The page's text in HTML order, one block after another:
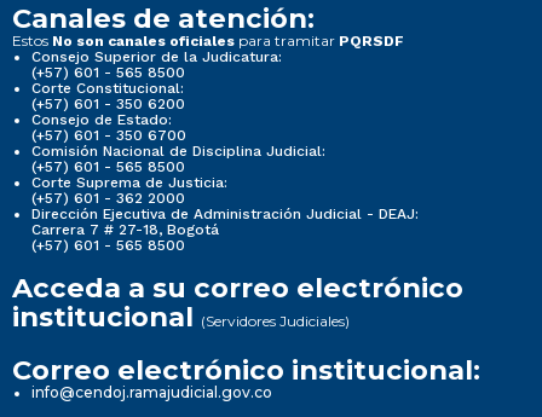
Canales de atención:
Estos No son canales oficiales para tramitar PQRSDF
Consejo Superior de la Judicatura:
(+57) 601 - 565 8500
Corte Constitucional:
(+57) 601 - 350 6200
Consejo de Estado:
(+57) 601 - 350 6700
Comisión Nacional de Disciplina Judicial:
(+57) 601 - 565 8500
Corte Suprema de Justicia:
(+57) 601 - 362 2000
Dirección Ejecutiva de Administración Judicial - DEAJ:
Carrera 7 # 27-18, Bogotá
(+57) 601 - 565 8500
Acceda a su correo electrónico
institucional (Servidores Judiciales)
Correo electrónico institucional:
info@cendoj.ramajudicial.gov.co